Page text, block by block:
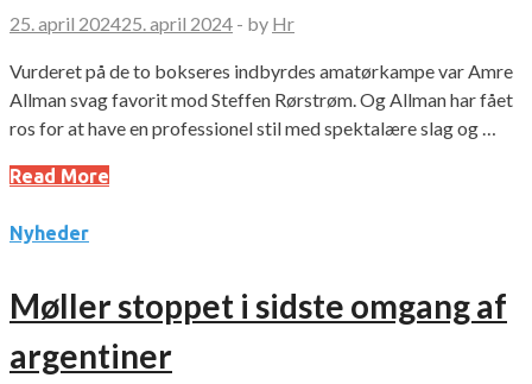
25. april 202425. april 2024 - by Hr
Vurderet på de to bokseres indbyrdes amatørkampe var Amre
Allman svag favorit mod Steffen Rørstrøm. Og Allman har fået
ros for at have en professionel stil med spektalære slag og …
Read More
Nyheder
Møller stoppet i sidste omgang af
argentiner